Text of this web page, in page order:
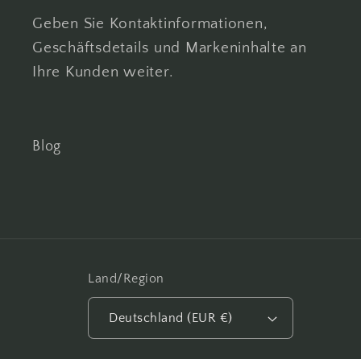
Geben Sie Kontaktinformationen,
Geschäftsdetails und Markeninhalte an
Ihre Kunden weiter.
Blog
Land/Region
Deutschland (EUR €)